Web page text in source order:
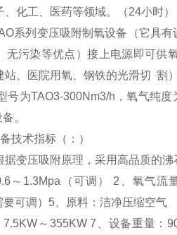
、化工、医药等领域。（24小时）
列变压吸附制氧设备（它具有
无污染等优点）接上电源即可供
、医院用氧、钢铁的光滑切 割）
TAO3-300Nm3/h，氧气纯度
。
术指标（： ）
变压吸附原理，采用高品质的
～1.3Mpa（可调） 2、氧气流
可调）5、原料：洁净压缩空气
～355KW 7、设备重量：